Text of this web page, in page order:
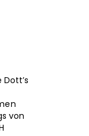
von